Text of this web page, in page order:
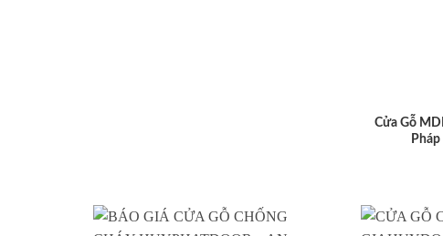
Cửa Gỗ